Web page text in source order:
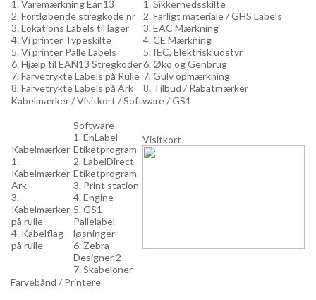
1. Varemærkning Ean13
2. Fortløbende stregkode nr
3. Lokations Labels til lager
4. Vi printer Typeskilte
5. Vi printer Palle Labels
6. Hjælp til EAN13 Stregkoder
7. Farvetrykte Labels på Rulle
8. Farvetrykte Labels på Ark
1. Sikkerhedsskilte
2. Farligt materiale / GHS Labels
3. EAC Mærkning
4. CE Mærkning
5. IEC, Elektrisk udstyr
6. Øko og Genbrug
7. Gulv opmærkning
8. Tilbud / Rabatmærker
Kabelmærker / Visitkort / Software / GS1
Kabelmærker
1.
Kabelmærker
Ark
3.
Kabelmærker
på rulle
4. Kabelflag
på rulle
Software
1. EnLabel
Etiketprogram
2. LabelDirect
Etiketprogram
3. Print station
4. Engine
5. GS1
Pallelabel
løsninger
6. Zebra
Designer 2
7. Skabeloner
Visitkort
Farvebånd / Printere